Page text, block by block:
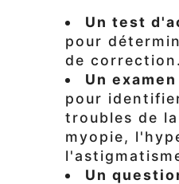
Un test
pour
de correction.
Un
pour
troubles de
myopie,
Un